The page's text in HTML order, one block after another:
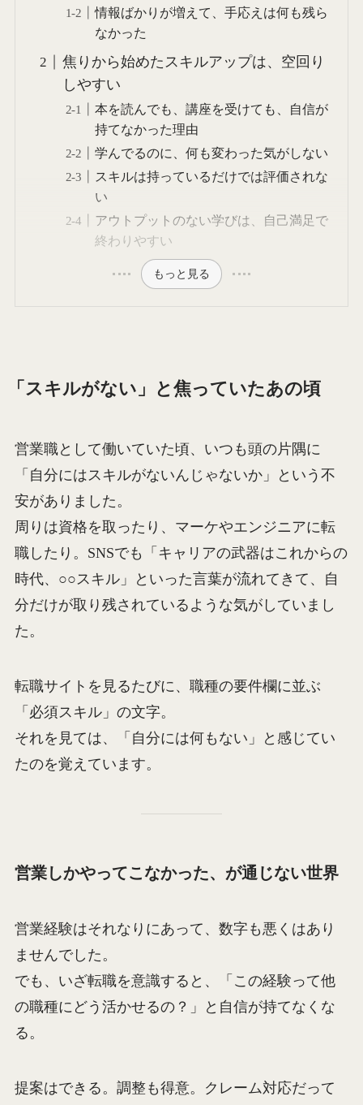
情報ばかりが増えて、手応えは何も残ら
なかった
焦りから始めたスキルアップは、空回り
しやすい
本を読んでも、講座を受けても、自信が
持てなかった理由
学んでるのに、何も変わった気がしない
スキルは持っているだけでは評価されな
い
アウトプットのない学びは、自己満足で
終わりやすい
もっと見る
「スキルがない」と焦っていたあの頃
営業職として働いていた頃、いつも頭の片隅に
「自分にはスキルがないんじゃないか」という不
安がありました。
周りは資格を取ったり、マーケやエンジニアに転
職したり。SNSでも「キャリアの武器はこれからの
時代、○○スキル」といった言葉が流れてきて、自
分だけが取り残されているような気がしていまし
た。
転職サイトを見るたびに、職種の要件欄に並ぶ
「必須スキル」の文字。
それを見ては、「自分には何もない」と感じてい
たのを覚えています。
営業しかやってこなかった、が通じない世界
営業経験はそれなりにあって、数字も悪くはあり
ませんでした。
でも、いざ転職を意識すると、「この経験って他
の職種にどう活かせるの？」と自信が持てなくな
る。
提案はできる。調整も得意。クレーム対応だって